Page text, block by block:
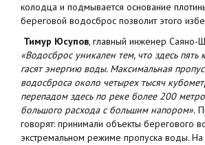
колодца и подмывается основание
береговой водосброс позволит этого
Тимур Юсупов, главный инженер Саяно-
«Водосброс уникален тем, что здесь пять
гасят энергию воды. Максимальная
водосброса около четырех тысяч
перепадом здесь по реке более 200
большого расхода с большим напором».
говорят: принимали объекты берегового
экстремальном режиме пропуска воды.